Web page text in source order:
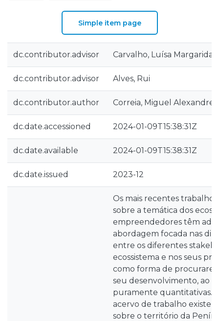
Simple item page
dc.contributor.advisor Carvalho, Luísa Margarida
dc.contributor.advisor Alves, Rui
dc.contributor.author Correia, Miguel Alexandre
dc.date.accessioned 2024-01-09T15:38:31Z
dc.date.available 2024-01-09T15:38:31Z
dc.date.issued 2023-12
Os mais recentes
sobre a temática dos
empreendedores têm
abordagem focada nas
entre os diferentes
ecossistema e nos seus
como forma de
seu desenvolvimento, ao
puramente quantitativas.
acervo de trabalho
sobre o território da